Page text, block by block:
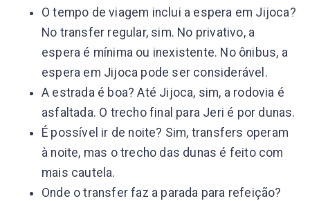
O tempo de viagem inclui a espera em Jijoca?
No transfer regular, sim. No privativo, a
espera é mínima ou inexistente. No ônibus, a
espera em Jijoca pode ser considerável.
A estrada é boa? Até Jijoca, sim, a rodovia é
asfaltada. O trecho final para Jeri é por dunas.
É possível ir de noite? Sim, transfers operam
à noite, mas o trecho das dunas é feito com
mais cautela.
Onde o transfer faz a parada para refeição?